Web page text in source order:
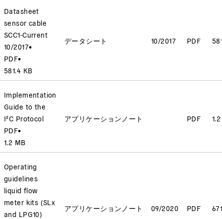
Datasheet
sensor cable
SCC1-Current
10/2017•
PDF•
581.4 KB
データシート 10/2017 PDF
Implementation
Guide to the
I²C Protocol
PDF•
1.2 MB
アプリケーションノート PDF
Operating
guidelines
liquid flow
meter kits (SLx
and LPG10)
アプリケーションノート 09/2020 PDF